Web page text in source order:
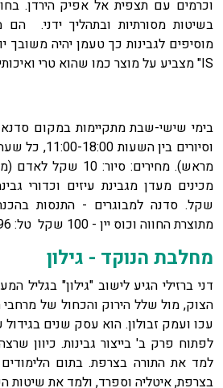
וכרמים עם תצפית אל אפיק הירדן.
בשיטות מסורתיות ובתהליך ידני.
IS" מצביע על מוצר כמו שהוא טרי ואיכותי.
בימי שישי-שבת מתקיימות במקום
וסיורים בין
שקל. סדנה למבוגרים - התנסות
מתוצרת החווה וכוס יין - 100 שקל טל: 057-7292996
מחלבת הנוקד - גילון
דני ברזילי הגיע לישוב "גילון" בגליל
הצוק, מול שלל הירוק והכחול של
עכו ועמק זבולון. הוא עסק שנים בגידול
לפתוח פרק ב' בייצור גבינות. כיוון
למד את התורה בצרפת. בתום
בצרפת, איטליה וספרד, ולמד את שיטות